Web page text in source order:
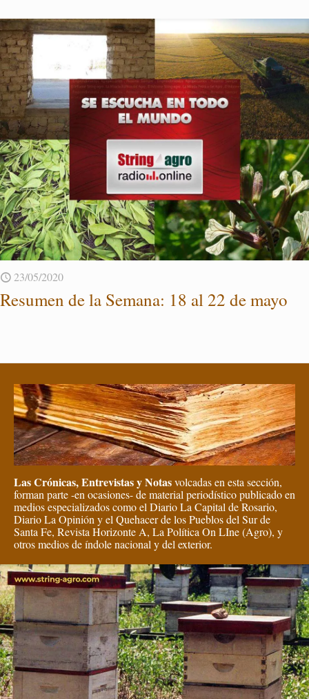
23/05/2020
Re­su­men de la Se­ma­na: 18 al 22 de mayo
Las Crónicas, Entrevistas y Notasvolcadas en esta sección,
forman parte -en ocasiones- de material periodístico publicado en
medios especializados como el Diario La Capital de Rosario,
Diario La Opinión y el Quehacer de los Pueblos del Sur de
Santa Fe, Revista Horizonte A, La Política On LIne (Agro), y
otros medios de índole nacional y del exterior.